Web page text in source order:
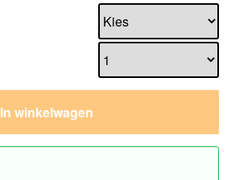
In winkelwagen